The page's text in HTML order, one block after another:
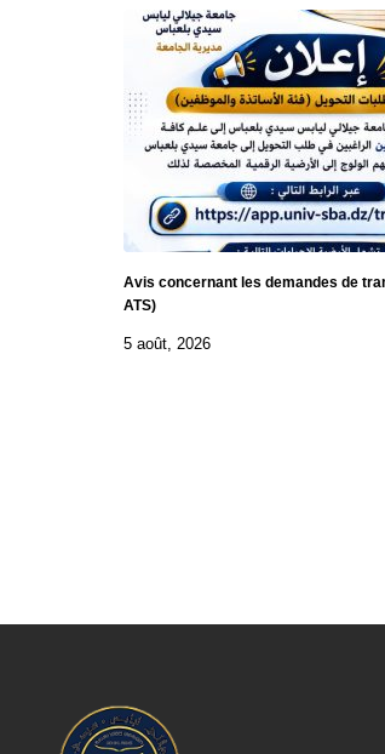
Avis concernant les demandes de
ATS)
5 août, 2026